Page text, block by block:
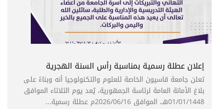
إعلان عطلة رسمية بمناسبة رأس السنة الهجرية
تعلن جامعة قاسيون الخاصة للعلوم والتكنولوجيا أنه وبناءً على
بلاغ الأمانة العامة لرئاسة الجمهورية، يُعد يوم الثلاثاء الموافق
01/01/1448هـ، الموافق 2026/06/16م عطلة رسمية...